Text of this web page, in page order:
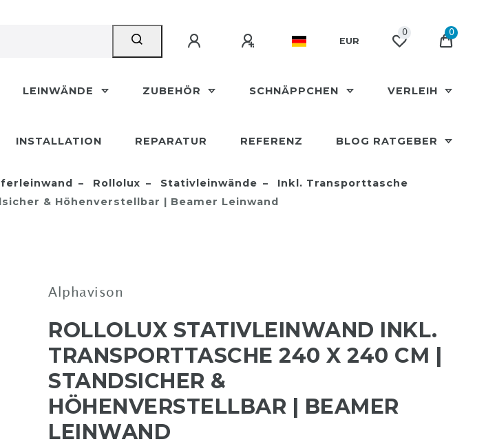
EUR
0 0
LEINWÄNDE ZUBEHÖR SCHNÄPPCHEN VERLEIH
INSTALLATION REPARATUR REFERENZ BLOG RATGEBER
Rollolux Stativleinwände
Inkl. Transporttasche
& Höhenverstellbar | Beamer Leinwand
Alphavison
ROLLOLUX STATIVLEINWAND INKL.
TRANSPORTTASCHE 240 X 240 CM |
STANDSICHER &
HÖHENVERSTELLBAR | BEAMER
LEINWAND